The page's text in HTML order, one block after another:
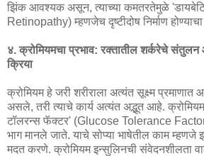
झिंक आवश्यक असून, त्याच्या कमतरतेमुळे
Retinopathy) म्हणजेच दृष्टीदोष निर्माण होण्याचा
४. क्रोमियमचा प्रभाव: रक्तातील शर्करेचे
क्रिया
क्रोमियम हे जरी शरीराला अत्यंत सूक्ष्म
असले, तरी त्याचे कार्य अत्यंत अद्भूत आहे.
टॉलरन्स फॅक्टर' (Glucose Tolerance Factor
भाग मानले जाते. याचे सोप्या भाषेतील काम म्हणजे
मदत करणे. क्रोमियम इन्सुलिनची संवेदनशीलता